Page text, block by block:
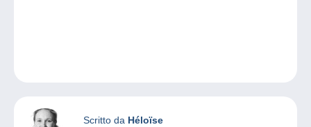
Scritto da Héloïse